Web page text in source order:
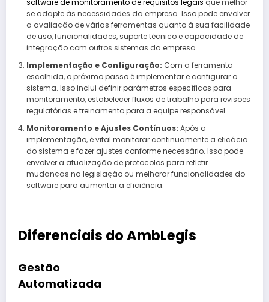
software de monitoramento de requisitos legais que melhor
se adapte às necessidades da empresa. Isso pode envolver
a avaliação de várias ferramentas quanto à sua facilidade
de uso, funcionalidades, suporte técnico e capacidade de
integração com outros sistemas da empresa.
Implementação e Configuração: Com a ferramenta
escolhida, o próximo passo é implementar e configurar o
sistema. Isso inclui definir parâmetros específicos para
monitoramento, estabelecer fluxos de trabalho para revisões
regulatórias e treinamento para a equipe responsável.
Monitoramento e Ajustes Contínuos: Após a
implementação, é vital monitorar continuamente a eficácia
do sistema e fazer ajustes conforme necessário. Isso pode
envolver a atualização de protocolos para refletir
mudanças na legislação ou melhorar funcionalidades do
software para aumentar a eficiência.
Diferenciais do AmbLegis
Gestão
Automatizada